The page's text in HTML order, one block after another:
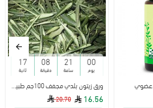
00
يوم
21
ساعة
08
دقيقة
17
ثانية
20.70 16.56